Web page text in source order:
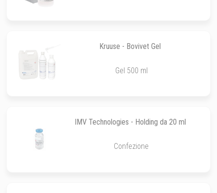
Kruuse - Bovivet Gel
Gel 500 ml
IMV Technologies - Holding da 20 ml
Confezione